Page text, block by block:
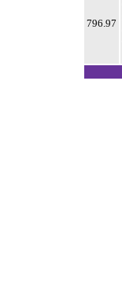
796.97